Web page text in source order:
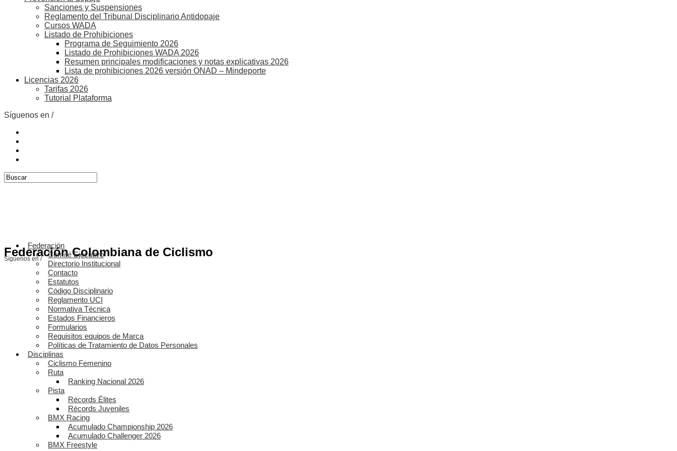
Sanciones y Suspensiones
Reglamento del Tribunal Disciplinario Antidopaje
Cursos WADA
Listado de Prohibiciones
Programa de Seguimiento 2026
Listado de Prohibiciones WADA 2026
Resumen principales modificaciones y notas explicativas 2026
Lista de prohibiciones 2026 versión ONAD – Mindeporte
Licencias 2026
Tarifas 2026
Tutorial Plataforma
Síguenos en /
Federación Colombiana de Ciclismo
Síguenos en /
Federación
Comité Ejecutivo
Directorio Institucional
Contacto
Estatutos
Código Disciplinario
Reglamento UCI
Normativa Técnica
Estados Financieros
Formularios
Requisitos equipos de Marca
Políticas de Tratamiento de Datos Personales
Disciplinas
Ciclismo Femenino
Ruta
Ranking Nacional 2026
Pista
Récords Élites
Récords Juveniles
BMX Racing
Acumulado Championship 2026
Acumulado Challenger 2026
BMX Freestyle